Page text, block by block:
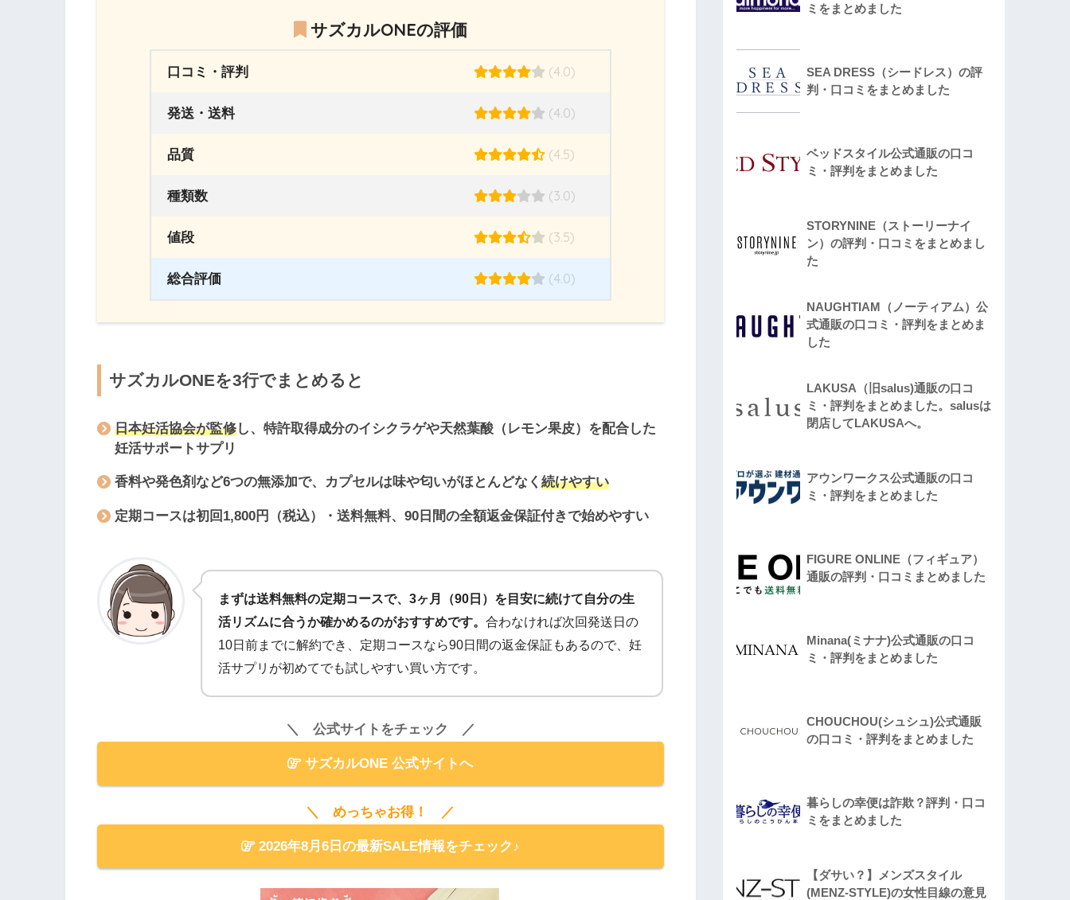
サズカルONEの評価
口コミ・評判 (4.0)
発送・送料 (4.0)
品質 (4.5)
種類数 (3.0)
値段 (3.5)
総合評価 (4.0)
サズカルONEを3行でまとめると
日本妊活協会が監修し、特許取得成分のイシクラゲや天然葉酸（レモン果皮） を配合した
妊活サポートサプリ
香料や発色剤など6つの無添加で、カプセルは味や匂いがほとんどなく 続けやすい
定期コースは初回1,800円（税込）・送料無料、90日間の全額返金保証付きで始めやすい
まずは送料無料の定期コースで、3ヶ月（90日）を目安に続けて自分の生
活リズムに合うか確かめるのがおすすめです。 合わなければ次回発送日の
10日前までに解約でき、定期コースなら90日間の返金保証もあるので、妊
活サプリが初めてでも試しやすい買い方です。
＼ 公式サイトをチェック ／
サズカルONE 公式サイトへ
＼ めっちゃお得！ ／
2026年8月6日の最新SALE情報をチェック♪
ミをまとめました
SEA DRESS（シードレス）の評
判・口コミをまとめました
ベッドスタイル公式通販の口コ
ミ・評判をまとめました
STORYNINE（ストーリーナイ
ン）の評判・口コミをまとめまし
た
NAUGHTIAM（ノーティアム）公
式通販の口コミ・評判をまとめま
した
LAKUSA（旧salus)通販の口コ
ミ・評判をまとめました。salusは
閉店してLAKUSAへ。
アウンワークス公式通販の口コ
ミ・評判をまとめました
FIGURE ONLINE（フィギュア）
通販の評判・口コミまとめました
Minana(ミナナ)公式通販の口コ
ミ・評判をまとめました
CHOUCHOU(シュシュ)公式通販
の口コミ・評判をまとめました
暮らしの幸便は詐欺？評判・口コ
ミをまとめました
【ダサい？】メンズスタイル
(MENZ-STYLE)の女性目線の意見